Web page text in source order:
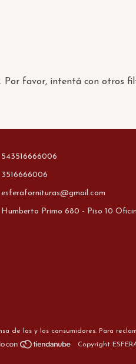
Por favor, intentá con otros
543516666006
3516666006
esferafornituras@gmail.com
Humberto Primo 680 - Piso 10
de las y los consumidores. Para
Copyright